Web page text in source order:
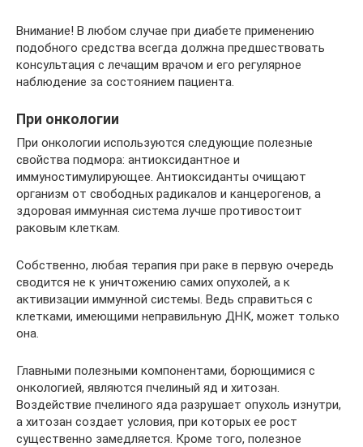
Внимание! В любом случае при диабете применению
подобного средства всегда должна предшествовать
консультация с лечащим врачом и его регулярное
наблюдение за состоянием пациента.
При онкологии
При онкологии используются следующие полезные
свойства подмора: антиоксидантное и
иммуностимулирующее. Антиоксиданты очищают
организм от свободных радикалов и канцерогенов, а
здоровая иммунная система лучше противостоит
раковым клеткам.
Собственно, любая терапия при раке в первую очередь
сводится не к уничтожению самих опухолей, а к
активизации иммунной системы. Ведь справиться с
клетками, имеющими неправильную ДНК, может только
она.
Главными полезными компонентами, борющимися с
онкологией, являются пчелиный яд и хитозан.
Воздействие пчелиного яда разрушает опухоль изнутри,
а хитозан создает условия, при которых ее рост
существенно замедляется. Кроме того, полезное